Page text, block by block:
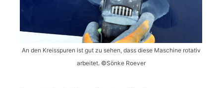
An den Kreisspuren ist gut zu sehen, dass diese Maschine rotativ
arbeitet. ©Sönke Roever